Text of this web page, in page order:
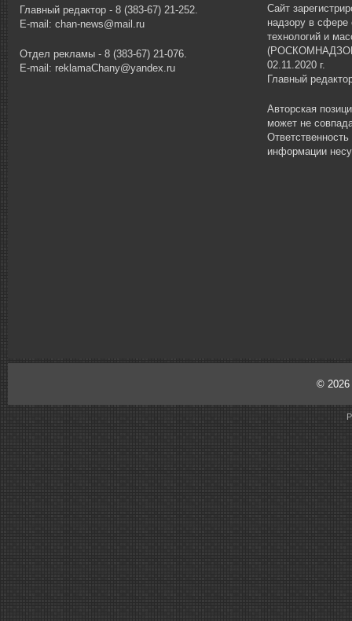
Главный редактор - 8 (383-67) 21-252.
E-mail: chan-news@mail.ru
Отдел рекламы - 8 (383-67) 21-076.
E-mail: reklamaChany@yandex.ru
Сайт
надзору в
технологий и
02.11.2020 г.
Главный
Авторская
может не
информации
© 2026